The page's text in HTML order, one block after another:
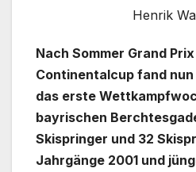
Henrik
Nach Sommer Grand
Continentalcup fand
das erste
bayrischen
Skispringer und 32
Jahrgänge 2001 und